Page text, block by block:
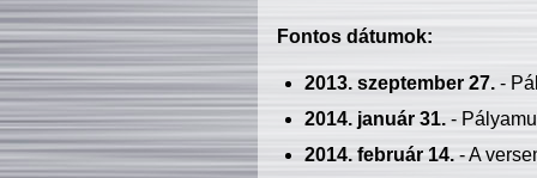
Fontos dátumok:
2013. szeptember 27.-
2014. január 31.-
2014. február 14.- A